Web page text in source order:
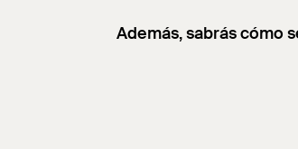
Además, sabrás cómo